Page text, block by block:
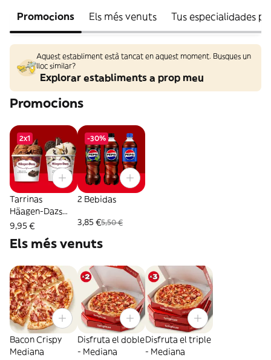
Promocions Els més venuts Tus especialidades
Aquest establiment està tancat en aquest moment. Busques un
lloc similar?
Explorar establiments a prop meu
Promocions
2x1
Tarrinas
Häagen-Dazs
460ml
9,95 €
-30%
2 Bebidas
3,85 €5,50 €
Els més venuts
Bacon Crispy
Mediana
Disfruta el doble
- Mediana
Disfruta el triple
- Mediana